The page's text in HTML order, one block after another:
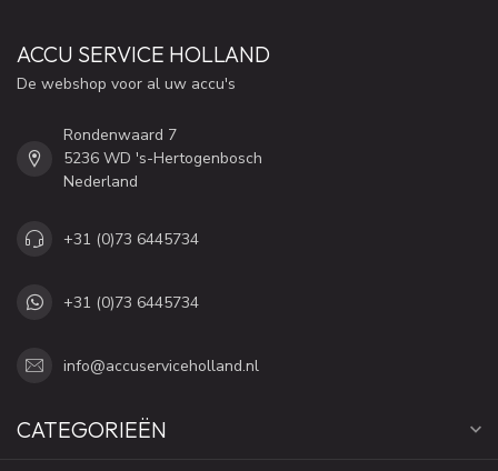
ACCU SERVICE HOLLAND
De webshop voor al uw accu's
Rondenwaard 7
5236 WD 's-Hertogenbosch
Nederland
+31 (0)73 6445734
+31 (0)73 6445734
info@accuserviceholland.nl
CATEGORIEËN